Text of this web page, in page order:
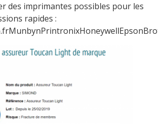
des imprimantes possibles pour les
rapides :